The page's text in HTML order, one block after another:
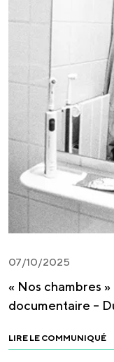
07/10/2025
« Nos chambres
documentaire –
LIRE LE COMMUNIQUÉ